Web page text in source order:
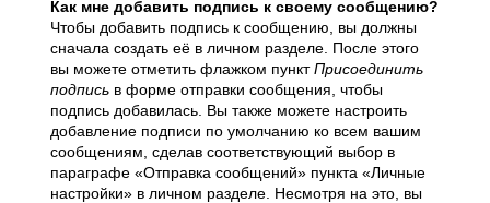
Как мне добавить подпись к своему сообщению?
Чтобы добавить подпись к сообщению, вы должны
сначала создать её в личном разделе. После этого
вы можете отметить флажком пунктПрисоединить
подпись в форме отправки сообщения, чтобы
подпись добавилась. Вы также можете настроить
добавление подписи по умолчанию ко всем вашим
сообщениям, сделав соответствующий выбор в
параграфе «Отправка сообщений» пункта «Личные
настройки» в личном разделе. Несмотря на это, вы